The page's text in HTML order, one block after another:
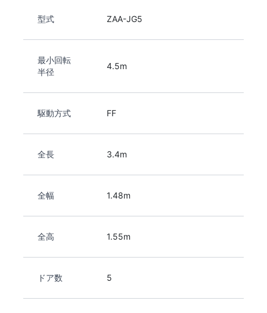
型式 ZAA-JG5
最小回転
半径
4.5m
駆動方式 FF
全長 3.4m
全幅 1.48m
全高 1.55m
ドア数 5